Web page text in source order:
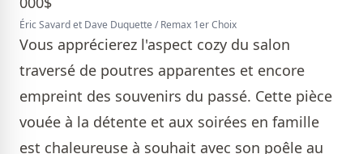
Éric Savard et Dave Duquette / Remax 1er Choix
Vous apprécierez l'aspect cozy du salon
traversé de poutres apparentes et encore
empreint des souvenirs du passé. Cette pièce
vouée à la détente et aux soirées en famille
est chaleureuse à souhait avec son poêle au